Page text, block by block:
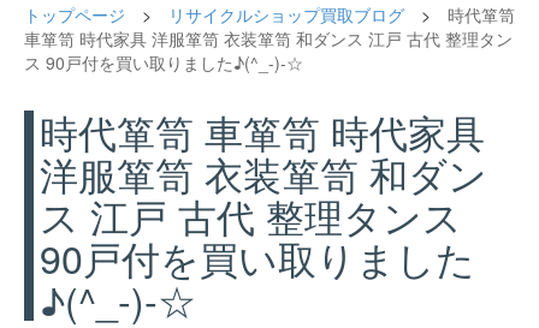
トップページ > リサイクルショップ買取ブログ > 時代箪笥
車箪笥 時代家具 洋服箪笥 衣装箪笥 和ダンス 江戸 古代 整理タン
ス 90戸付を買い取りました♪(^_-)-☆
時代箪笥 車箪笥 時代家具
洋服箪笥 衣装箪笥 和ダン
ス 江戸 古代 整理タンス
90戸付を買い取りました
♪(^_-)-☆